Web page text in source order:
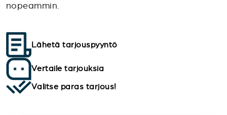
nopeammin.
Lähetä tarjouspyyntö
Vertaile tarjouksia
Valitse paras tarjous!